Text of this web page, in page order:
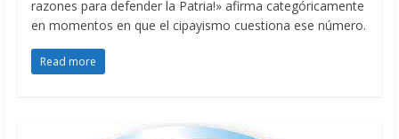
razones para defender la Patria!» afirma categóricamente
en momentos en que el cipayismo cuestiona ese número.
Read more